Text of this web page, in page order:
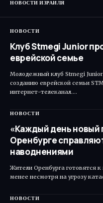
НОВОСТИ ИЗРАИЛЯ
НОВОСТИ
Клуб Stmegi Junior
еврейской семье
Молодежный клуб Stmegi
созданию еврейской семьи
интернет-телеканал.…
НОВОСТИ
«Каждый день новый
Оренбурге
наводнениями
Жители Оренбурга готовятся
менее несмотря на угрозу
НОВОСТИ